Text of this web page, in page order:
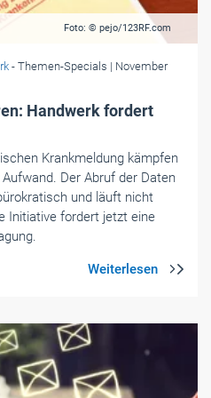
Foto: © pejo/123RF.com
- Themen-Specials | November
Handwerk fordert
Krankmeldung kämpfen
Der Abruf der Daten
und läuft nicht
Initiative fordert jetzt eine